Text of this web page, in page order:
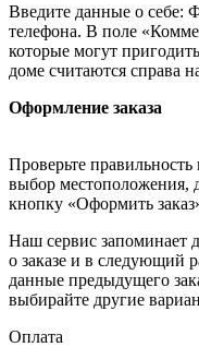
Введите данные о себе:
телефона. В поле
которые могут
доме считаются справа
Оформление заказа
Проверьте
выбор местоположения,
кнопку «Оформить
Наш сервис запоминает
о заказе и в следующий
данные предыдущего
выбирайте другие
Оплата